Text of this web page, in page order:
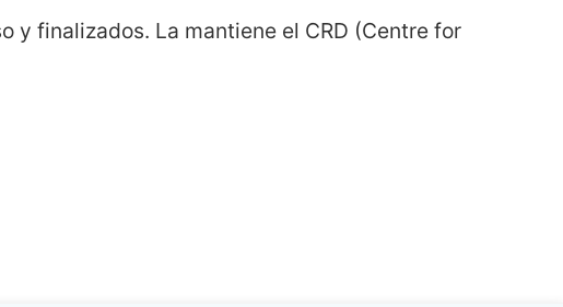
y finalizados. La mantiene el CRD (Centre for